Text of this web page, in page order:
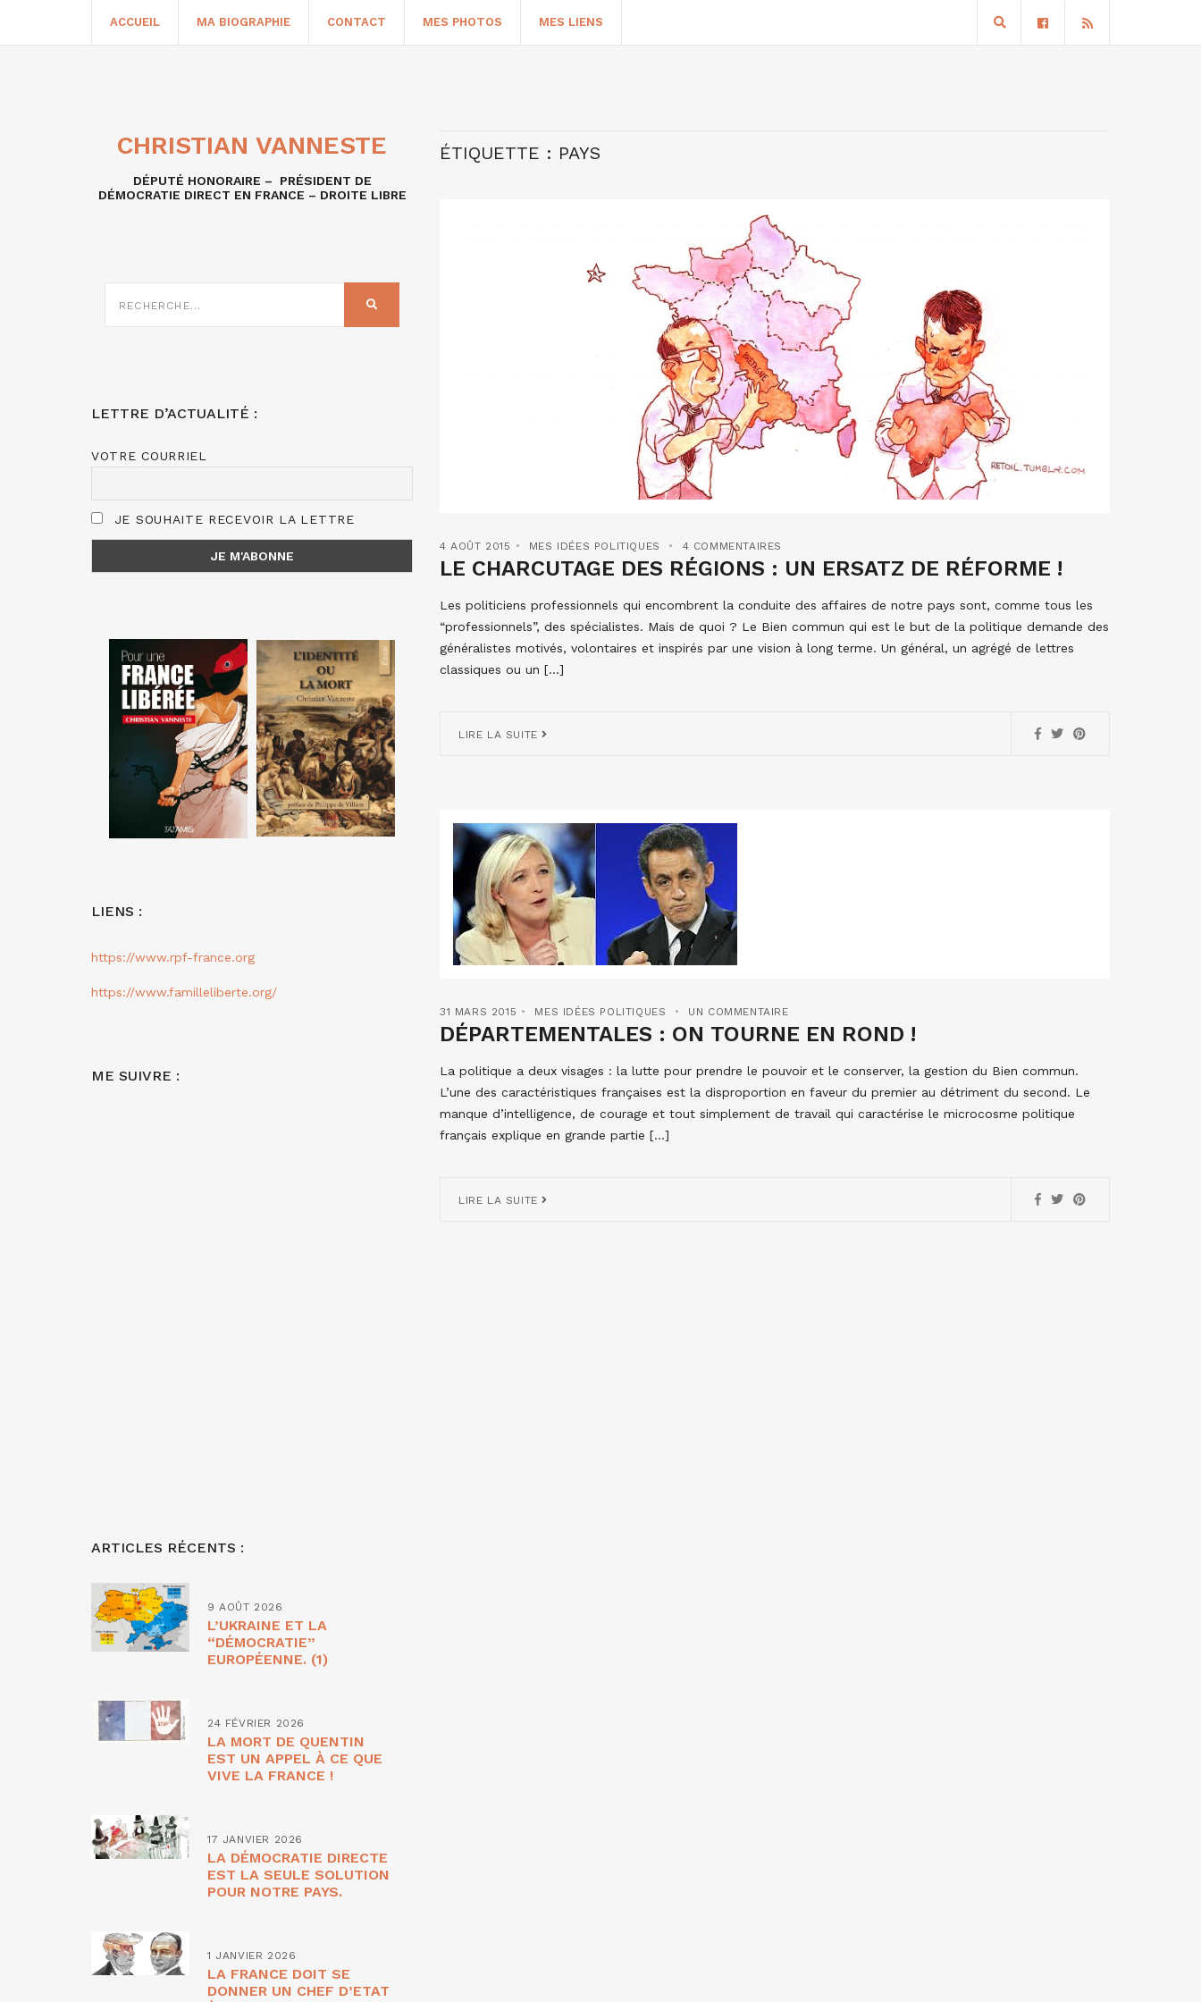
ACCUEIL MA BIOGRAPHIE CONTACT MES PHOTOS MES LIENS
ÉTIQUETTE : PAYS
4 AOÛT 2015 MES IDÉES POLITIQUES 4 COMMENTAIRES
LE CHARCUTAGE DES RÉGIONS : UN ERSATZ DE RÉFORME !
Les politiciens professionnels qui encombrent la conduite des affaires de notre pays sont, comme tous les
“professionnels”, des spécialistes. Mais de quoi ? Le Bien commun qui est le but de la politique demande des
généralistes motivés, volontaires et inspirés par une vision à long terme. Un général, un agrégé de lettres
classiques ou un […]
LIRE LA SUITE
31 MARS 2015 MES IDÉES POLITIQUES UN COMMENTAIRE
DÉPARTEMENTALES : ON TOURNE EN ROND !
La politique a deux visages : la lutte pour prendre le pouvoir et le conserver, la gestion du Bien commun.
L’une des caractéristiques françaises est la disproportion en faveur du premier au détriment du second. Le
manque d’intelligence, de courage et tout simplement de travail qui caractérise le microcosme politique
français explique en grande partie […]
LIRE LA SUITE
CHRISTIAN VANNESTE
DÉPUTÉ HONORAIRE – PRÉSIDENT DE
DÉMOCRATIE DIRECT EN FRANCE – DROITE LIBRE
SUR
LETTRE D’ACTUALITÉ :
VOTRE COURRIEL
JE SOUHAITE RECEVOIR LA LETTRE
LIENS :
https://www.rpf-france.org
https://www.familleliberte.org/
ME SUIVRE :
ARTICLES RÉCENTS :
9 AOÛT 2026
L’UKRAINE ET LA
“DÉMOCRATIE”
EUROPÉENNE. (1)
24 FÉVRIER 2026
LA MORT DE QUENTIN
EST UN APPEL À CE QUE
VIVE LA FRANCE !
17 JANVIER 2026
LA DÉMOCRATIE DIRECTE
EST LA SEULE SOLUTION
POUR NOTRE PAYS.
1 JANVIER 2026
LA FRANCE DOIT SE
DONNER UN CHEF D’ETAT